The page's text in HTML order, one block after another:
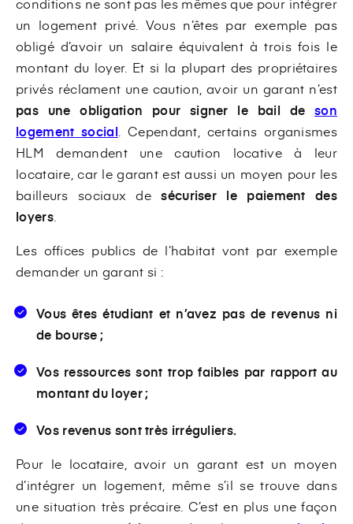
un logement privé. Vous n’êtes par exemple pas
obligé d’avoir un salaire équivalent à trois fois le
montant du loyer. Et si la plupart des propriétaires
privés réclament une caution, avoir un garant n’est
pas une obligation pour signer le bail deson
logement social . Cependant, certains organismes
HLM demandent une caution locative à leur
locataire, car le garant est aussi un moyen pour les
bailleurs sociaux desécuriser le paiement des
loyers.
Les offices publics de l’habitat vont par exemple
demander un garant si :
Vousêtes étudiant et n’avez pas de revenus ni
de bourse ;
Vos ressources sont trop faibles par rapport au
montant du loyer ;
Vos revenus sont très irréguliers.
Pour le locataire, avoir un garant est un moyen
d’intégrer un logement, même s’il se trouve dans
une situation très précaire. C’est en plus une façon